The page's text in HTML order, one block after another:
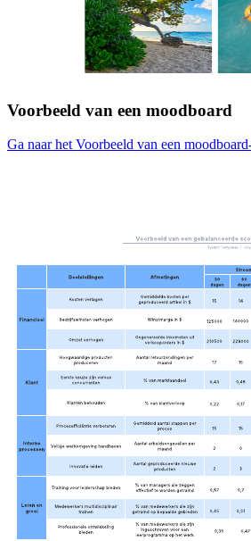
Voorbeeld van een moodboard
Ga naar het Voorbeeld van een